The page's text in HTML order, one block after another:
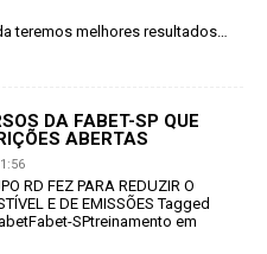
teremos melhores resultados…
DA FABET-SP QUE
ABERTAS
RD FEZ PARA REDUZIR O
E DE EMISSÕES Tagged
SPtreinamento em